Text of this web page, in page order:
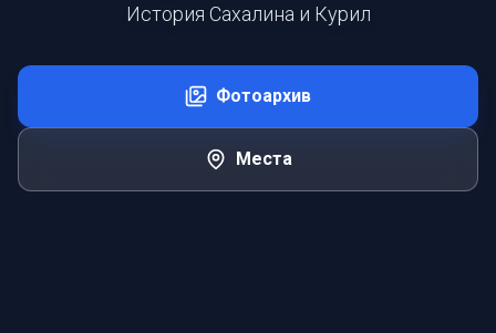
История Сахалина и Курил
Фотоархив
Места